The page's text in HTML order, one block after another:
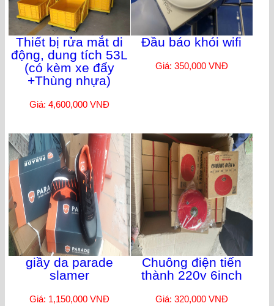
Thiết bị rửa mắt di
động, dung tích 53L
(có kèm xe đẩy
+Thùng nhựa)
Giá: 4,600,000 VNĐ
Đầu báo khói wifi
Giá: 350,000 VNĐ
giầy da parade
slamer
Giá: 1,150,000 VNĐ
Chuông điện tiến
thành 220v 6inch
Giá: 320,000 VNĐ